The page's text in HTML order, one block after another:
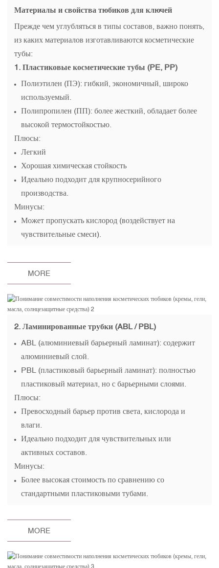
Материалы и свойства тюбиков для ключей
Прежде чем углубляться в типы составов, важно понять,
из каких материалов изготавливаются косметические
тубы:
1. Пластиковые косметические тубы (PE, PP)
Полиэтилен (ПЭ): гибкий, экономичный, широко
используемый.
Полипропилен (ПП): более жесткий, обладает более
высокой термостойкостью.
Плюсы:
Легкий
Хорошая химическая стойкость
Идеально подходит для крупносерийного
производства.
Минусы:
Может пропускать кислород (воздействует на
чувствительные смеси).
MORE
2. Ламинированные трубки (ABL / PBL)
ABL (алюминиевый барьерный ламинат): содержит
алюминиевый слой.
PBL (пластиковый барьерный ламинат): полностью
пластиковый материал, но с барьерными слоями.
Плюсы:
Превосходный барьер против света, кислорода и
влаги.
Идеально подходит для чувствительных или
активных составов.
Минусы:
Более высокая стоимость по сравнению со
стандартными пластиковыми тубами.
MORE